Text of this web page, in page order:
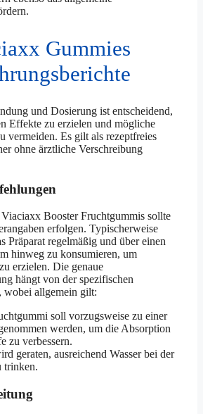
Gummies
und Dosierung ist entscheidend,
Effekte zu erzielen und mögliche
vermeiden. Es gilt als rezeptfreies
ohne ärztliche Verschreibung
Booster Fruchtgummis sollte
erfolgen. Typischerweise
Präparat regelmäßig und über einen
hinweg zu konsumieren, um
erzielen. Die genaue
hängt von der spezifischen
wobei allgemein gilt:
soll vorzugsweise zu einer
werden, um die Absorption
zu verbessern.
geraten, ausreichend Wasser bei der
trinken.